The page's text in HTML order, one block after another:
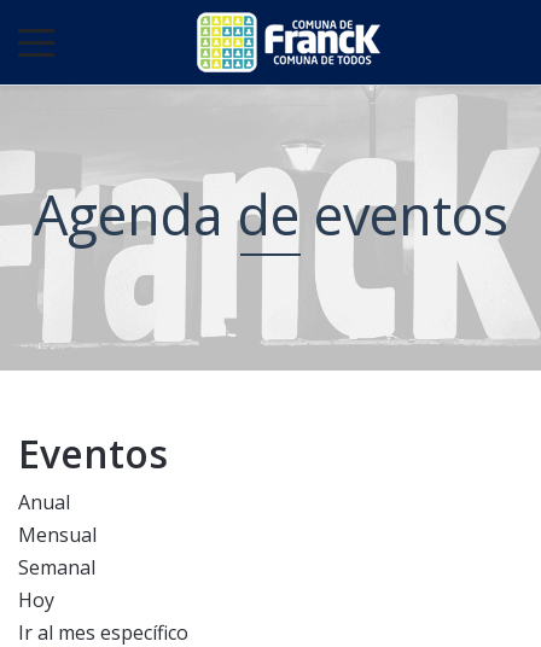
Agenda de eventos
Eventos
Anual
Mensual
Semanal
Hoy
Ir al mes específico